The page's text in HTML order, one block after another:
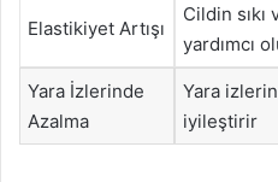
Elastikiyet Artışı
Cildin
yardımcı
Yara İzlerinde
Azalma
Yara
iyileştirir